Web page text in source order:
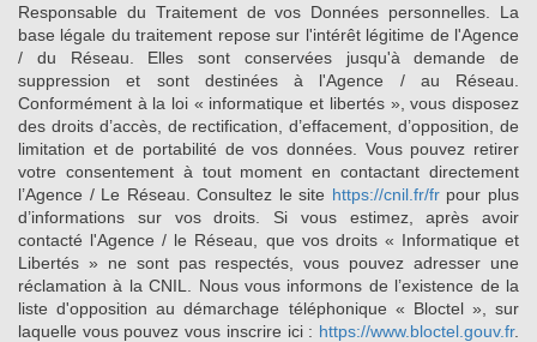
Responsable du Traitement de vos Données personnelles. La
base légale du traitement repose sur l'intérêt légitime de l'Agence
/ du Réseau. Elles sont conservées jusqu'à demande de
suppression et sont destinées à l'Agence / au Réseau.
Conformément à la loi « informatique et libertés », vous disposez
des droits d’accès, de rectification, d’effacement, d’opposition, de
limitation et de portabilité de vos données. Vous pouvez retirer
votre consentement à tout moment en contactant directement
l’Agence / Le Réseau. Consultez le site https://cnil.fr/frpour plus
d’informations sur vos droits. Si vous estimez, après avoir
contacté l'Agence / le Réseau, que vos droits « Informatique et
Libertés » ne sont pas respectés, vous pouvez adresser une
réclamation à la CNIL. Nous vous informons de l’existence de la
liste d'opposition au démarchage téléphonique « Bloctel », sur
laquelle vous pouvez vous inscrire ici : https://www.bloctel.gouv.fr.